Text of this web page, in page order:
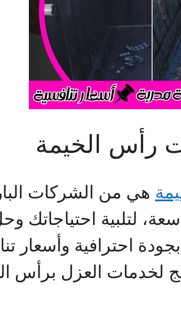
رأس الخيمة
هي من الشركات
لتلبية
بجودة احترافية
لخدمات العزل برأس